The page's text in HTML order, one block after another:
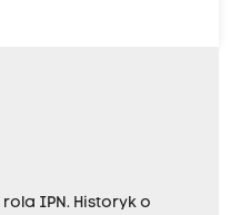
IPN. Historyk o